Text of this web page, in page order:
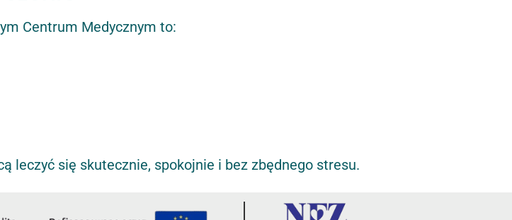
Centrum Medycznym to:
leczyć się skutecznie, spokojnie i bez zbędnego stresu.